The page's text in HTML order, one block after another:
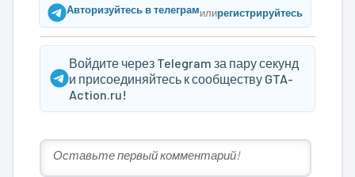
Авторизуйтесь в телеграмилирегистрируйтесь
Войдите через Telegram за пару секунд
и присоединяйтесь к сообществу GTA-
Action.ru!